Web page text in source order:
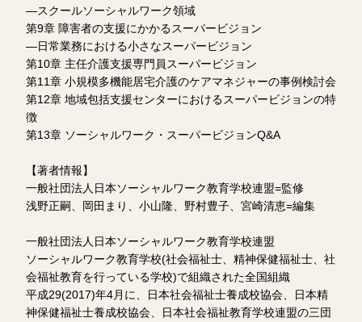
―スクールソーシャルワーク領域
第9章 障害者の支援にかかるスーパービジョン
―日常業務における小さなスーパービジョン
第10章 主任介護支援専門員スーパービジョン
第11章 小規模多機能居宅介護のケアマネジャーの事例検討会
第12章 地域包括支援センターにおけるスーパービジョンの特
徴
第13章 ソーシャルワーク・スーパービジョンQ&A
【著者情報】
一般社団法人日本ソーシャルワーク教育学校連盟=監修
浅野正嗣、岡田まり、小山隆、野村豊子、宮崎清恵=編集
一般社団法人日本ソーシャルワーク教育学校連盟
ソーシャルワーク教育学校(社会福祉士、精神保健福祉士、社
会福祉教育を行っている学校)で組織された全国組織
平成29(2017)年4月に、日本社会福祉士養成校協会、日本精
神保健福祉士養成校協会、日本社会福祉教育学校連盟の三団